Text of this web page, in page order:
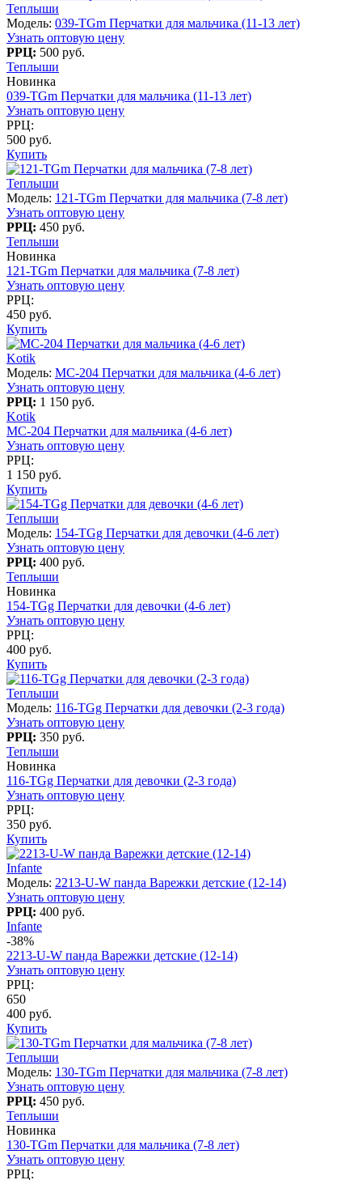
Теплыши
Модель: 039-TGm Перчатки для мальчика (11-13 лет)
Узнать оптовую цену
РРЦ: 500 руб.
Теплыши
Новинка
039-TGm Перчатки для мальчика (11-13 лет)
Узнать оптовую цену
РРЦ:
500 руб.
Купить
Теплыши
Модель: 121-TGm Перчатки для мальчика (7-8 лет)
Узнать оптовую цену
РРЦ: 450 руб.
Теплыши
Новинка
121-TGm Перчатки для мальчика (7-8 лет)
Узнать оптовую цену
РРЦ:
450 руб.
Купить
Kotik
Модель: MC-204 Перчатки для мальчика (4-6 лет)
Узнать оптовую цену
РРЦ: 1 150 руб.
Kotik
MC-204 Перчатки для мальчика (4-6 лет)
Узнать оптовую цену
РРЦ:
1 150 руб.
Купить
Теплыши
Модель: 154-TGg Перчатки для девочки (4-6 лет)
Узнать оптовую цену
РРЦ: 400 руб.
Теплыши
Новинка
154-TGg Перчатки для девочки (4-6 лет)
Узнать оптовую цену
РРЦ:
400 руб.
Купить
Теплыши
Модель: 116-TGg Перчатки для девочки (2-3 года)
Узнать оптовую цену
РРЦ: 350 руб.
Теплыши
Новинка
116-TGg Перчатки для девочки (2-3 года)
Узнать оптовую цену
РРЦ:
350 руб.
Купить
Infante
Модель: 2213-U-W панда Варежки детские (12-14)
Узнать оптовую цену
РРЦ: 400 руб.
Infante
-38%
2213-U-W панда Варежки детские (12-14)
Узнать оптовую цену
РРЦ:
650
400 руб.
Купить
Теплыши
Модель: 130-TGm Перчатки для мальчика (7-8 лет)
Узнать оптовую цену
РРЦ: 450 руб.
Теплыши
Новинка
130-TGm Перчатки для мальчика (7-8 лет)
Узнать оптовую цену
РРЦ: